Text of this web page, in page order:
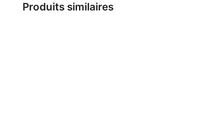
Produits similaires